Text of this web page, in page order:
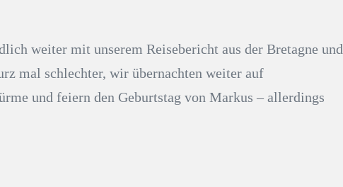
weiter mit unserem Reisebericht aus der Bretagne und
mal schlechter, wir übernachten weiter auf
und feiern den Geburtstag von Markus – allerdings